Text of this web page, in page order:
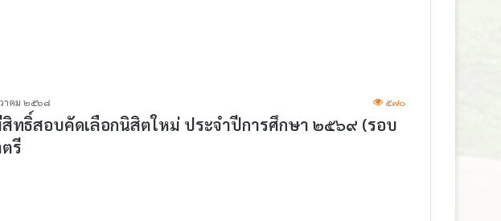
าคม ๒๕๖๘ ๕๗๐
ทธิ์สอบคัดเลือกนิสิตใหม่ ประจำปีการศึกษา ๒๕๖๙ (รอบ
รี